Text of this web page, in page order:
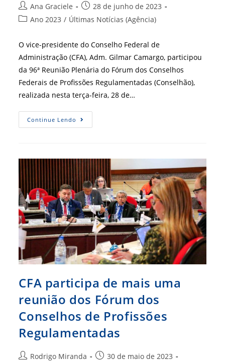
Autor
do
Ana Graciele
Post
publicado:
28 de junho de 2023
Categoria
post:
Ano 2023 / Últimas Notícias (Agência)
O vice-presidente do Conselho Federal de
Administração (CFA), Adm. Gilmar Camargo, participou
da 96ª Reunião Plenária do Fórum dos Conselhos
Federais de Profissões Regulamentadas (Conselhão),
realizada nesta terça-feira, 28 de…
Continue Lendo Administração
Presente
Do
Fórum
Dos
Conselhos
Profissionais
CFA participa de mais uma
reunião dos Fórum dos
Conselhos de Profissões
Regulamentadas
AutorRodrigo Miranda
Post30 de maio de 2023